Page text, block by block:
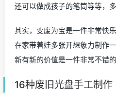
盘的弧度用针线缝合，可以加
果有足够多的光碟，我们可以
注意用的一面，是比较亮的那
的。
我们还可以叠加起来做装饰花